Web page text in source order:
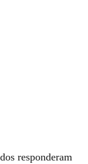
responderam